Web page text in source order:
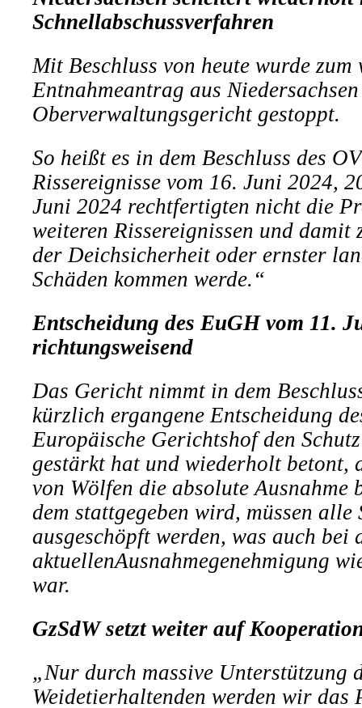
Schnellabschussverfahren
Mit Beschluss von heute wurde
Entnahmeantrag aus
Oberverwaltungsgericht gestoppt.
So heißt es in dem Beschluss des
Rissereignisse vom 16. Juni 2024,
Juni 2024 rechtfertigten nicht die
weiteren Rissereignissen und damit
der Deichsicherheit oder ernster
Schäden kommen werde.“
Entscheidung des EuGH vom 11.
richtungsweisend
Das Gericht nimmt in dem
kürzlich ergangene Entscheidung
Europäische Gerichtshof den
gestärkt hat und wiederholt betont,
von Wölfen die absolute Ausnahme
dem stattgegeben wird, müssen alle
ausgeschöpft werden, was auch bei
aktuellenAusnahmegenehmigung
war.
GzSdW setzt weiter auf
„Nur durch massive Unterstützung
Weidetierhaltenden werden wir das